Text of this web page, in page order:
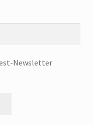
Newsletter